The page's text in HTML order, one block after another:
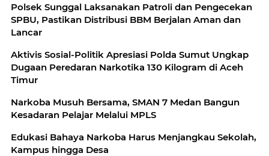
Polsek Sunggal Laksanakan Patroli dan Pengecekan
SPBU, Pastikan Distribusi BBM Berjalan Aman dan
Lancar
Aktivis Sosial-Politik Apresiasi Polda Sumut Ungkap
Dugaan Peredaran Narkotika 130 Kilogram di Aceh
Timur
Narkoba Musuh Bersama, SMAN 7 Medan Bangun
Kesadaran Pelajar Melalui MPLS
Edukasi Bahaya Narkoba Harus Menjangkau Sekolah,
Kampus hingga Desa